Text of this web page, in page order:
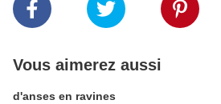
Vous aimerez aussi
d'anses en ravines